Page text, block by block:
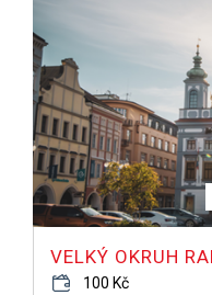
VELKÝ OKRUH
100 Kč